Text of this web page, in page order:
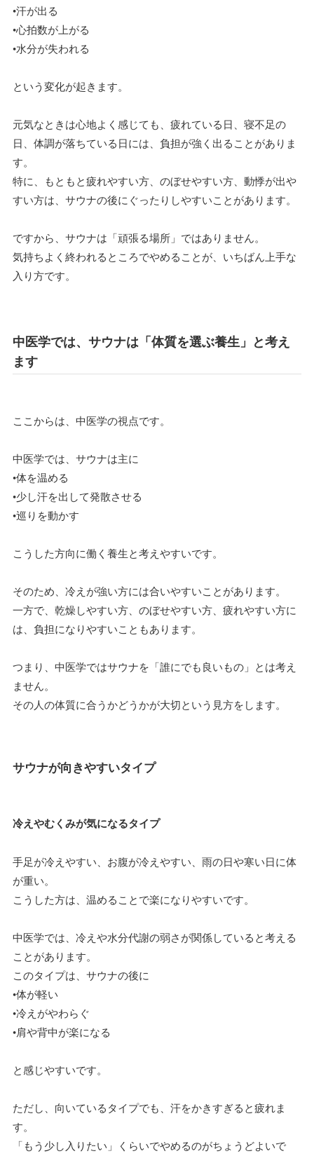
•汗が出る
•心拍数が上がる
•水分が失われる
という変化が起きます。
元気なときは心地よく感じても、疲れている日、寝不足の
日、体調が落ちている日には、負担が強く出ることがありま
す。
特に、もともと疲れやすい方、のぼせやすい方、動悸が出や
すい方は、サウナの後にぐったりしやすいことがあります。
ですから、サウナは「頑張る場所」ではありません。
気持ちよく終われるところでやめることが、いちばん上手な
入り方です。
中医学では、サウナは「体質を選ぶ養生」と考え
ます
ここからは、中医学の視点です。
中医学では、サウナは主に
•体を温める
•少し汗を出して発散させる
•巡りを動かす
こうした方向に働く養生と考えやすいです。
そのため、冷えが強い方には合いやすいことがあります。
一方で、乾燥しやすい方、のぼせやすい方、疲れやすい方に
は、負担になりやすいこともあります。
つまり、中医学ではサウナを「誰にでも良いもの」とは考え
ません。
その人の体質に合うかどうかが大切という見方をします。
サウナが向きやすいタイプ
冷えやむくみが気になるタイプ
手足が冷えやすい、お腹が冷えやすい、雨の日や寒い日に体
が重い。
こうした方は、温めることで楽になりやすいです。
中医学では、冷えや水分代謝の弱さが関係していると考える
ことがあります。
このタイプは、サウナの後に
•体が軽い
•冷えがやわらぐ
•肩や背中が楽になる
と感じやすいです。
ただし、向いているタイプでも、汗をかきすぎると疲れま
す。
「もう少し入りたい」くらいでやめるのがちょうどよいで